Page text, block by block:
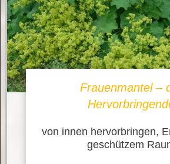
Frauenmantel –
von innen hervorbringen,
geschützem